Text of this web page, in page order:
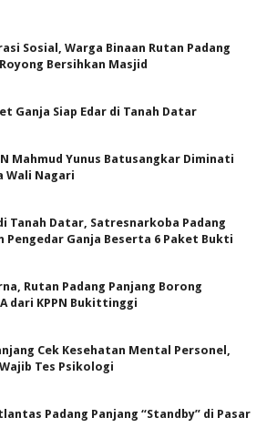
Sosial, Warga Binaan Rutan Padang
Bersihkan Masjid
Ganja Siap Edar di Tanah Datar
Mahmud Yunus Batusangkar Diminati
Wali Nagari
Tanah Datar, Satresnarkoba Padang
Pengedar Ganja Beserta 6 Paket Bukti
Rutan Padang Panjang Borong
dari KPPN Bukittinggi
Cek Kesehatan Mental Personel,
Tes Psikologi
Padang Panjang “Standby” di Pasar